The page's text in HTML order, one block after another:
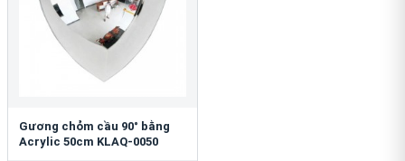
Gương chỏm cầu 90° bằng
Acrylic 50cm KLAQ-0050